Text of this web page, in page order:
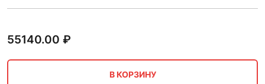
55140.00 ₽
В КОРЗИНУ